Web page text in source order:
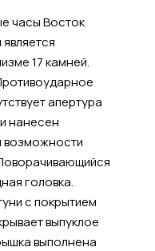
часы Восток
17 камней.
апертура
нанесен
возможности
головка.
с покрытием
выпуклое
выполнена